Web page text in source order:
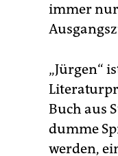
immer nur
„Jürgen“
Buch aus
dumme
werden,